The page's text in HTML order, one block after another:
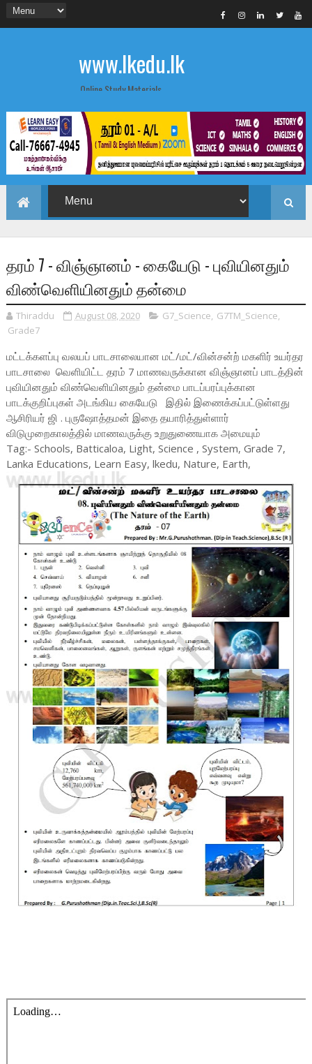
www.lkedu.lk
Online Study Materials
தரம் 7 - விஞ்ஞானம் - கையேடு - புவியினதும்
விண்வெளியினதும் தன்மை
Thiraddu August 08, 2020 G7_Science, G7TM_Science,
Grade7
மட்டக்களப்பு வலயப் பாடசாலையான மட்/மட்/வின்சன்ற் மகளிர் உயர்தர
பாடசாலை வெளியிட்ட தரம் 7 மாணவருக்கான விஞ்ஞானப் பாடத்தின்
புவியினதும் விண்வெளியினதும் தன்மை பாடப்பரப்புக்கான
பாடக்குறிப்புகள் அடங்கிய கையேடு இதில் இணைக்கப்பட்டுள்ளது
ஆசிரியர் ஜி . புருஷோத்தமன் இதை தயாரித்துள்ளார்
விடுமுறைகாலத்தில் மாணவருக்கு உறுதுணையாக அமையும்
Tag:- Schools, Batticaloa, Light, Science , System, Grade 7,
Lanka Educations, Learn Easy, lkedu, Nature, Earth,